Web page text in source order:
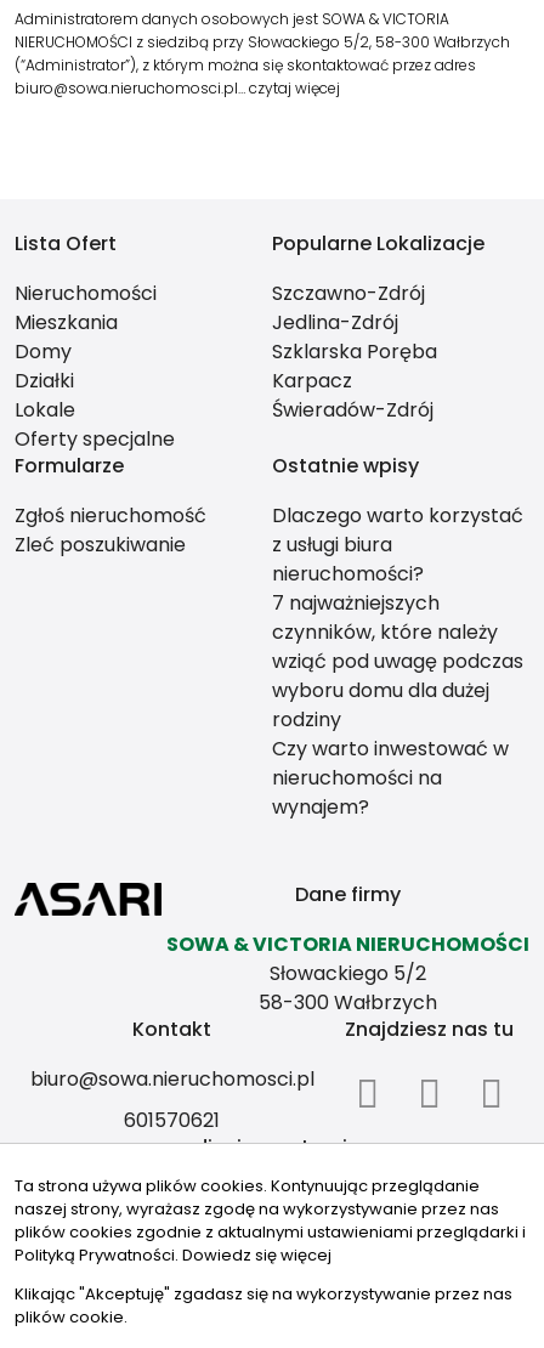
Administratorem danych osobowych jest SOWA & VICTORIA
NIERUCHOMOŚCI z siedzibą przy Słowackiego 5/2, 58-300 Wałbrzych
(“Administrator”), z którym można się skontaktować przez adres
biuro@sowa.nieruchomosci.pl…czytaj więcej
Lista Ofert
Nieruchomości
Mieszkania
Domy
Działki
Lokale
Oferty specjalne
Popularne Lokalizacje
Szczawno-Zdrój
Jedlina-Zdrój
Szklarska Poręba
Karpacz
Świeradów-Zdrój
Formularze
Zgłoś nieruchomość
Zleć poszukiwanie
Ostatnie wpisy
Dlaczego warto korzystać
z usługi biura
nieruchomości?
7 najważniejszych
czynników, które należy
wziąć pod uwagę podczas
wyboru domu dla dużej
rodziny
Czy warto inwestować w
nieruchomości na
wynajem?
Dane firmy
SOWA & VICTORIA NIERUCHOMOŚCI
Słowackiego 5/2
58-300 Wałbrzych
Kontakt
biuro@sowa.nieruchomosci.pl
601570621
Znajdziesz nas tu
zdjęcia na stronie
1.płot w górach
Obraz autorstwa Oleksandr Ryzhkov
na Freepik
2. sztuka wiejski krajobraz
Obraz autorstwa wirestock
Ta strona używa plików cookies. Kontynuując przeglądanie
naszej strony, wyrażasz zgodę na wykorzystywanie przez nas
plików cookies zgodnie z aktualnymi ustawieniami przeglądarki i
Polityką Prywatności. Dowiedz się więcej
Klikając "Akceptuję" zgadasz się na wykorzystywanie przez nas
plików cookie.